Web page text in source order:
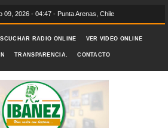
09, 2026 - 04:47 - Punta Arenas, Chile
RADIO ONLINE VER VIDEO ONLINE
TRANSPARENCIA. CONTACTO